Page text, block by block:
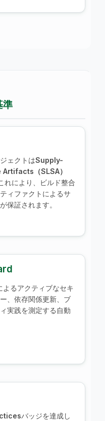
準
ェクトはSupply-
（SLSA）
れにより、ビルド整合
ィファクトによるサ
保証されます。
よるアクティブなセキ
、依存関係更新、ブ
実践を測定する自動
バッジを達成し